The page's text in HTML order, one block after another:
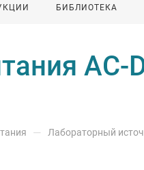
БИБЛИОТЕКА
AC-
— Лабораторный